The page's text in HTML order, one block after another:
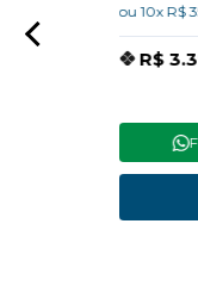
ou 10x R$
R$